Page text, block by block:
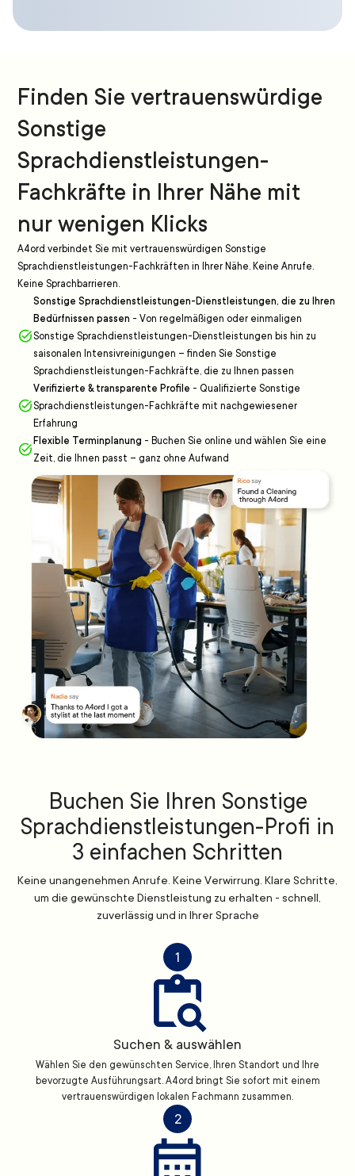
Finden Sie vertrauenswürdige
Sonstige
Sprachdienstleistungen-
Fachkräfte in Ihrer Nähe mit
nur wenigen Klicks
A4ord verbindet Sie mit vertrauenswürdigen Sonstige
Sprachdienstleistungen-Fachkräften in Ihrer Nähe. Keine Anrufe.
Keine Sprachbarrieren.
Sonstige Sprachdienstleistungen-Dienstleistungen, die zu Ihren
Bedürfnissen passen - Von regelmäßigen oder einmaligen
Sonstige Sprachdienstleistungen-Dienstleistungen bis hin zu
saisonalen Intensivreinigungen – finden Sie Sonstige
Sprachdienstleistungen-Fachkräfte, die zu Ihnen passen
Verifizierte & transparente Profile - Qualifizierte Sonstige
Sprachdienstleistungen-Fachkräfte mit nachgewiesener
Erfahrung
Flexible Terminplanung - Buchen Sie online und wählen Sie eine
Zeit, die Ihnen passt – ganz ohne Aufwand
Buchen Sie Ihren Sonstige
Sprachdienstleistungen-Profi in
3 einfachen Schritten
Keine unangenehmen Anrufe. Keine Verwirrung. Klare Schritte,
um die gewünschte Dienstleistung zu erhalten - schnell,
zuverlässig und in Ihrer Sprache
1
Suchen & auswählen
Wählen Sie den gewünschten Service, Ihren Standort und Ihre
bevorzugte Ausführungsart. A4ord bringt Sie sofort mit einem
vertrauenswürdigen lokalen Fachmann zusammen.
2